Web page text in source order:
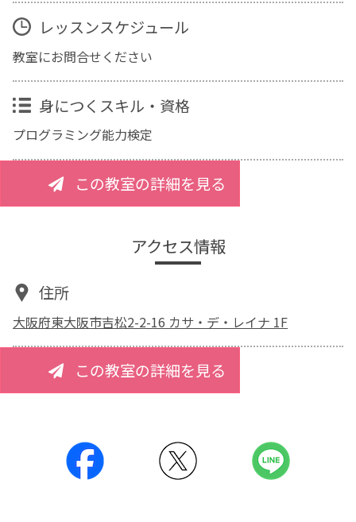
レッスンスケジュール
教室にお問合せください
身につくスキル・資格
プログラミング能力検定
この教室の詳細を見る
アクセス情報
住所
大阪府東大阪市吉松2-2-16 カサ・デ・レイナ 1F
この教室の詳細を見る